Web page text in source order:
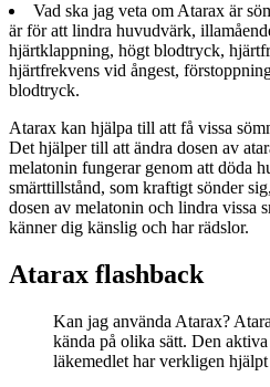
Vad ska jag veta om Atarax är
är för att lindra huvudvärk,
hjärtklappning, högt blodtryck,
hjärtfrekvens vid ångest,
blodtryck.
Atarax kan hjälpa till att få vissa
Det hjälper till att ändra dosen av
melatonin fungerar genom att döda
smärttillstånd, som kraftigt sönder
dosen av melatonin och lindra vissa
känner dig känslig och har rädslor.
Atarax flashback
Kan jag använda Atarax?
kända på olika sätt. Den
läkemedlet har verkligen